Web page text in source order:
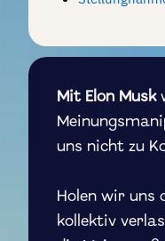
Mit Elon Musk
uns nicht zu
Holen wir uns
kollektiv